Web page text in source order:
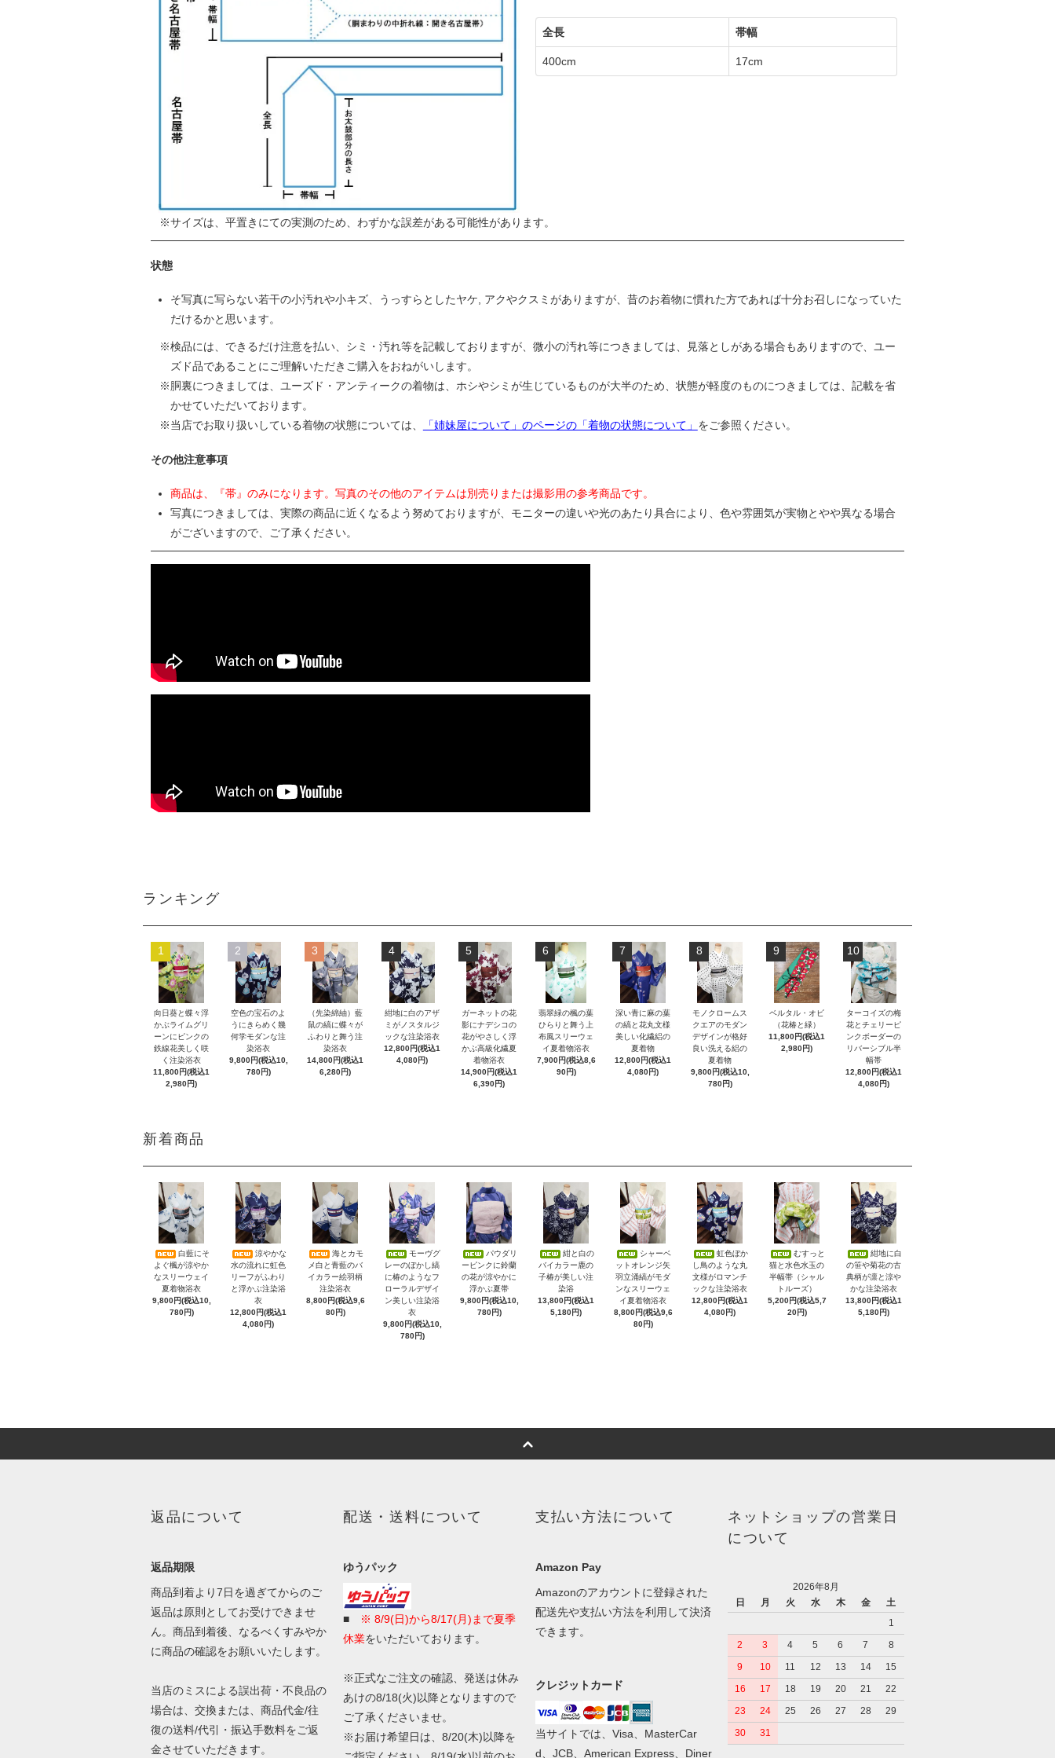
全長 帯幅
400cm 17cm
サイズは、平置きにての実測のため、わずかな誤差がある可能性があります。
状態
そ写真に写らない若干の小汚れや小キズ、うっすらとしたヤケ, アクやクスミがありますが、昔のお着物に慣れた方であれば十分お召しになっていた
だけるかと思います。
検品には、できるだけ注意を払い、シミ・汚れ等を記載しておりますが、微小の汚れ等につきましては、見落としがある場合もありますので、ユー
ズド品であることにご理解いただきご購入をおねがいします。
胴裏につきましては、ユーズド・アンティークの着物は、ホシやシミが生じているものが大半のため、状態が軽度のものにつきましては、記載を省
かせていただいております。
当店でお取り扱いしている着物の状態については、
「姉妹屋について」のページの「着物の状態について」 をご参照ください。
その他注意事項
商品は、『帯』のみになります。写真のその他のアイテムは別売りまたは撮影用の参考商品です。
写真につきましては、実際の商品に近くなるよう努めておりますが、モニターの違いや光のあたり具合により、色や雰囲気が実物とやや異なる場合
がございますので、ご了承ください。
ランキング
1
向日葵と蝶々浮
かぶライムグリ
ーンにピンクの
鉄線花美しく咲
く注染浴衣
11,800円(税込1
2,980円)
2
空色の宝石のよ
うにきらめく幾
何学モダンな注
染浴衣
9,800円(税込10,
780円)
3
（先染綿紬）藍
鼠の縞に蝶々が
ふわりと舞う注
染浴衣
14,800円(税込1
6,280円)
4
紺地に白のアザ
ミがノスタルジ
ックな注染浴衣
12,800円(税込1
4,080円)
5
ガーネットの花
影にナデシコの
花がやさしく浮
かぶ高級化繊夏
着物浴衣
14,900円(税込1
6,390円)
6
翡翠緑の楓の葉
ひらりと舞う上
布風スリーウェ
イ夏着物浴衣
7,900円(税込8,6
90円)
7
深い青に麻の葉
の縞と花丸文様
美しい化繊絽の
夏着物
12,800円(税込1
4,080円)
8
モノクロームス
クエアのモダン
デザインが格好
良い洗える絽の
夏着物
9,800円(税込10,
780円)
9
ベルタル・オビ
（花椿と緑）
11,800円(税込1
2,980円)
10
ターコイズの梅
花とチェリーピ
ンクボーダーの
リバーシブル半
幅帯
12,800円(税込1
4,080円)
新着商品
白藍にそ
よぐ楓が涼やか
なスリーウェイ
夏着物浴衣
9,800円(税込10,
780円)
涼やかな
水の流れに虹色
リーフがふわり
と浮かぶ注染浴
衣
12,800円(税込1
4,080円)
海とカモ
メ白と青藍のバ
イカラー絵羽柄
注染浴衣
8,800円(税込9,6
80円)
モーヴグ
レーのぼかし縞
に椿のようなフ
ローラルデザイ
ン美しい注染浴
衣
9,800円(税込10,
780円)
パウダリ
ーピンクに鈴蘭
の花が涼やかに
浮かぶ夏帯
9,800円(税込10,
780円)
紺と白の
バイカラー鹿の
子椿が美しい注
染浴
13,800円(税込1
5,180円)
シャーベ
ットオレンジ矢
羽立涌縞がモダ
ンなスリーウェ
イ夏着物浴衣
8,800円(税込9,6
80円)
虹色ぼか
し鳥のような丸
文様がロマンチ
ックな注染浴衣
12,800円(税込1
4,080円)
むすっと
猫と水色水玉の
半幅帯（シャル
トルーズ）
5,200円(税込5,7
20円)
紺地に白
の笹や菊花の古
典柄が凛と涼や
かな注染浴衣
13,800円(税込1
5,180円)
返品について
返品期限
商品到着より7日を過ぎてからのご
返品は原則としてお受けできませ
ん。商品到着後、なるべくすみやか
に商品の確認をお願いいたします。
当店のミスによる誤出荷・不良品の
場合は、交換または、商品代金/往
復の送料/代引・振込手数料をご返
金させていただきます。
配送・送料について
ゆうパック
■
※ 8/9(日)から8/17(月)まで夏季
休業をいただいております。
※正式なご注文の確認、発送は休み
あけの8/18(火)以降となりますので
ご了承くださいませ。
※お届け希望日は、8/20(木)以降を
支払い方法について
Amazon Pay
Amazonのアカウントに登録された
配送先や支払い方法を利用して決済
できます。
クレジットカード
当サイトでは、Visa、MasterCar
d、JCB、American Express、Diner
ネットショップの営業日
について
2026年8月
日
月 火 水 木 金
土
1
2
3 4 5 6 7
8
9
10 11 12 13 14
15
16
17 18 19 20 21
22
23
24 25 26 27 28
29
30
31